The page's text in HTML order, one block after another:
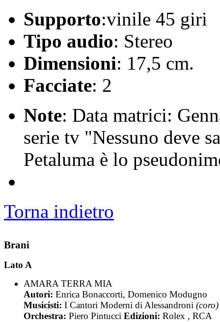
Supporto:vinile 45 giri
Tipo audio: Stereo
Dimensioni: 17,5 cm.
Facciate: 2
Note: Data matrici:
serie tv "Nessuno deve
Petaluma è lo
Torna indietro
Brani
Lato A
AMARA TERRA MIA
Autori: Enrica Bonaccorti, Domenico Modugno
Musicisti: I Cantori Moderni di Alessandroni (coro)
Orchestra: Piero Pintucci Edizioni: Rolex , RCA